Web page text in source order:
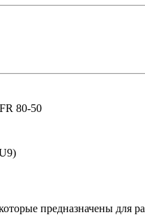
80-50
предназначены